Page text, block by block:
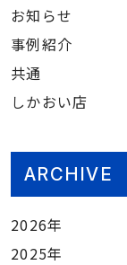
お知らせ
事例紹介
共通
しかおい店
ARCHIVE
2026年
2025年